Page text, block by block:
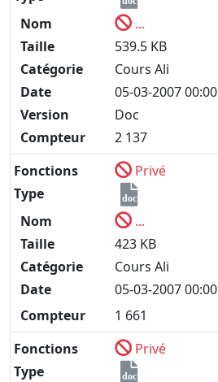
Nom
...
Taille
539.5 KB
Catégorie
Cours Ali
Date
05-03-2007 00:00
Version
Doc
Compteur
2 137
Fonctions
Privé
Type
doc
Nom
...
Taille
423 KB
Catégorie
Cours Ali
Date
05-03-2007 00:00
Compteur
1 661
Fonctions
Privé
Type
doc